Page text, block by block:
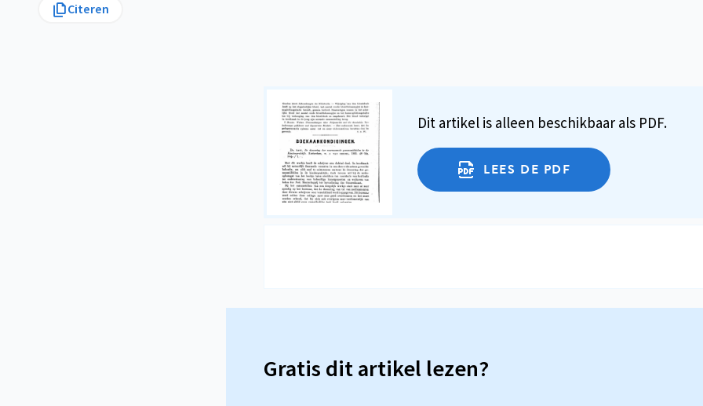
Citeren
Dit artikel is alleen beschikbaar als PDF.
LEES DE PDF
Gratis dit artikel lezen?